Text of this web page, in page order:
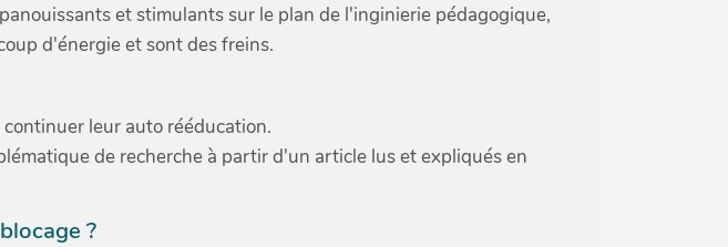
et stimulants sur le plan de l'inginierie pédagogique,
d'énergie et sont des freins.
leur auto rééducation.
de recherche à partir d'un article lus et expliqués en
?